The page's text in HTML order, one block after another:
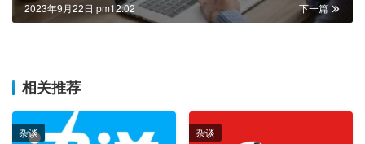
下一篇
2023年9月22日 pm12:02
相关推荐
杂谈 杂谈